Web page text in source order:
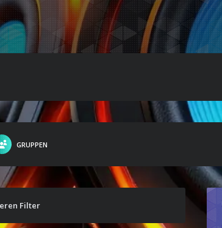
GRUPPEN
Filter